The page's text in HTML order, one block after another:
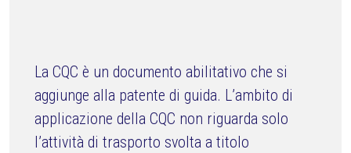
La CQC è un documento abilitativo che si
aggiunge alla patente di guida. L’ambito di
applicazione della CQC non riguarda solo
l’attività di trasporto svolta a titolo